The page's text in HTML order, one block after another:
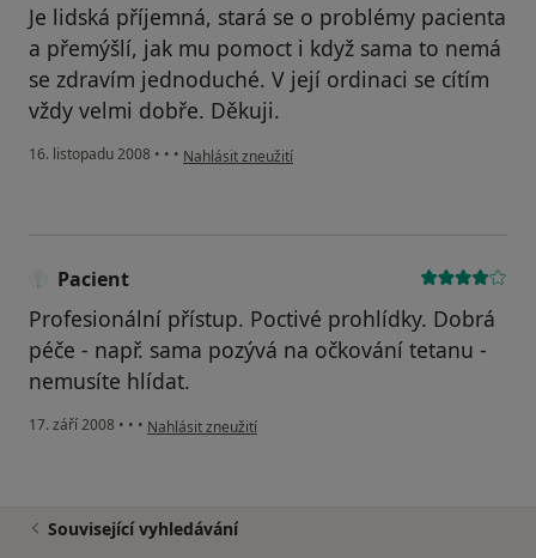
Je lidská příjemná, stará se o problémy pacienta
a přemýšlí, jak mu pomoct i když sama to nemá
se zdravím jednoduché. V její ordinaci se cítím
vždy velmi dobře. Děkuji.
16. listopadu 2008 • • • podle názoru uživatele Váš účet byl odstraněn
Nahlásit zneužití
Pacient
Profesionální přístup. Poctivé prohlídky. Dobrá
péče - např. sama pozývá na očkování tetanu -
nemusíte hlídat.
17. září 2008 • • • podle názoru uživatele Pacient
Nahlásit zneužití
Související vyhledávání